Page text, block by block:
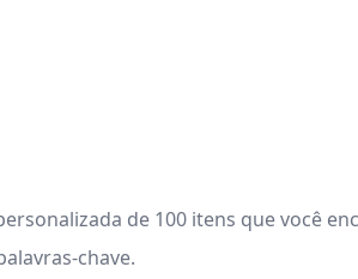
de 100 itens que você
chave.